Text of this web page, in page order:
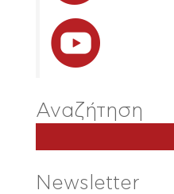
Αναζήτηση
Newsletter